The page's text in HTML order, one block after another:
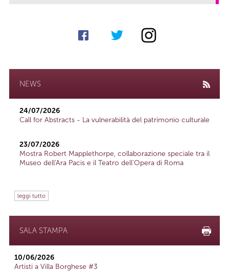
NEWS
24/07/2026
Call for Abstracts - La vulnerabilità del patrimonio culturale
23/07/2026
Mostra Robert Mapplethorpe, collaborazione speciale tra il
Museo dell'Ara Pacis e il Teatro dell'Opera di Roma
leggi tutto
SALA STAMPA
10/06/2026
Artisti a Villa Borghese #3